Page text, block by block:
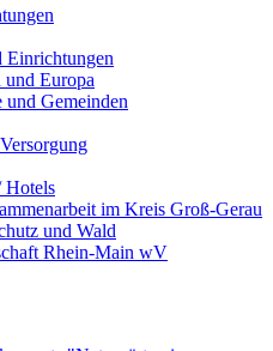
Einrichtungen
Europa
und Gemeinden
Hotels
im Kreis Groß-Gerau
und Wald
Rhein-Main wV